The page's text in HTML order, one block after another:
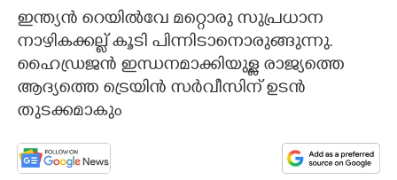
CARTOONS
LITERATURE
ZOOM
CONTACT US
ഇന്ത്യൻ റെയിൽവേ മറ്റൊരു സുപ്രധാന
നാഴികക്കല്ല് കൂടി പിന്നിടാനൊരുങ്ങുന്നു.
ഹൈഡ്രജൻ ഇന്ധനമാക്കിയുള്ള രാജ്യത്തെ
ആദ്യത്തെ ട്രെയിൻ സർവീസിന് ഉടൻ
തുടക്കമാകും